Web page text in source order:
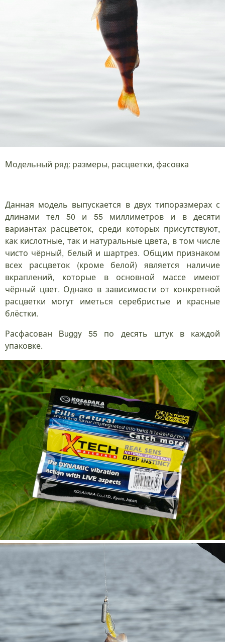
Модельный ряд: размеры, расцветки, фасовка
Данная модель выпускается в двух типоразмерах с
длинами тел 50 и 55 миллиметров и в десяти
вариантах расцветок, среди которых присутствуют,
как кислотные, так и натуральные цвета, в том числе
чисто чёрный, белый и шартрез. Общим признаком
всех расцветок (кроме белой) является наличие
вкраплений, которые в основной массе имеют
чёрный цвет. Однако в зависимости от конкретной
расцветки могут иметься серебристые и красные
блёстки.
Расфасован Buggy 55 по десять штук в каждой
упаковке.